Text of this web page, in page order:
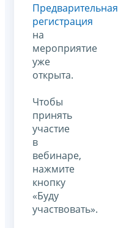
Предварительная
регистрация
на
мероприятие
уже
открыта.
Чтобы
принять
участие
в
вебинаре,
нажмите
кнопку
«Буду
участвовать».